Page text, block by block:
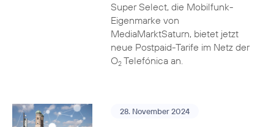
Super Select, die Mobilfunk-
Eigenmarke von
MediaMarktSaturn, bietet jetzt
neue Postpaid-Tarife im Netz der
O2Telefónica an.
28. November 2024